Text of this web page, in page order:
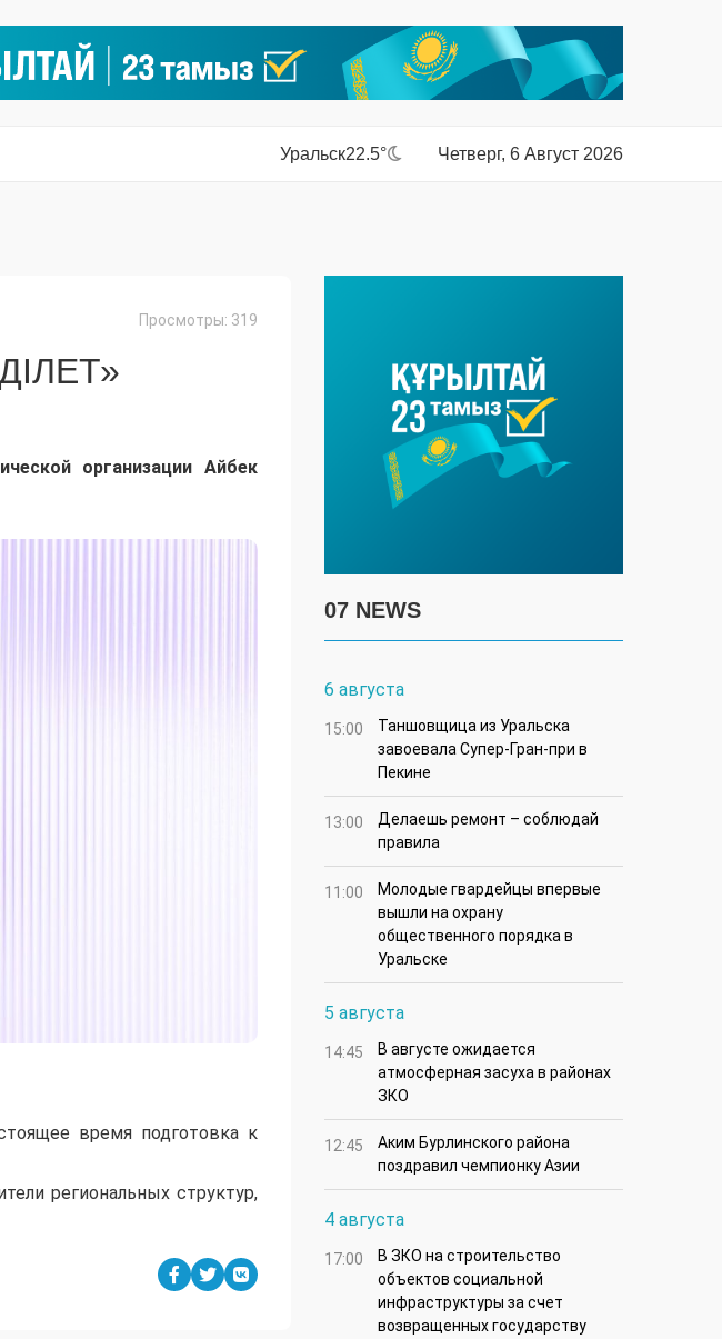
Уральск22.5° Четверг, 6 Август 2026
Просмотры: 319
организации Айбек
время подготовка к
региональных структур,
07 NEWS
6 августа
15:00
Таншовщица из Уральска
завоевала Супер-Гран-при в
Пекине
13:00
Делаешь ремонт – соблюдай
правила
11:00
Молодые гвардейцы впервые
вышли на охрану
общественного порядка в
Уральске
5 августа
14:45
В августе ожидается
атмосферная засуха в районах
ЗКО
12:45
Аким Бурлинского района
поздравил чемпионку Азии
4 августа
17:00
В ЗКО на строительство
объектов социальной
инфраструктуры за счет
возвращенных государству